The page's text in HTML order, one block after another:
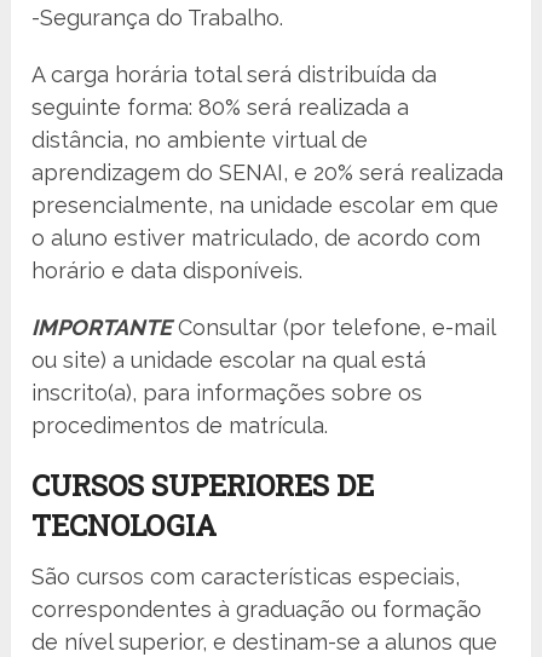
-Segurança do Trabalho.
A carga horária total será distribuída da
seguinte forma: 80% será realizada a
distância, no ambiente virtual de
aprendizagem do SENAI, e 20% será realizada
presencialmente, na unidade escolar em que
o aluno estiver matriculado, de acordo com
horário e data disponíveis.
IMPORTANTE Consultar (por telefone, e-mail
ou site) a unidade escolar na qual está
inscrito(a), para informações sobre os
procedimentos de matrícula.
CURSOS SUPERIORES DE
TECNOLOGIA
São cursos com características especiais,
correspondentes à graduação ou formação
de nível superior, e destinam-se a alunos que